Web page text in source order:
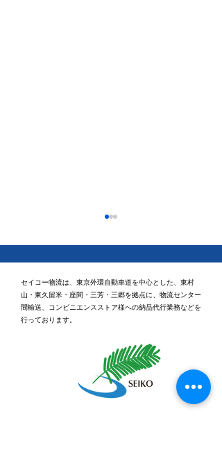
休日ゴルフに行ってきま
セイコー物流は、東京外環自動車道を中心とした、東村
山・東久留米・座間・三芳・三郷を拠点に、物流センター
間輸送、コンビニエンスストア様への納品代行業務などを
行っております。